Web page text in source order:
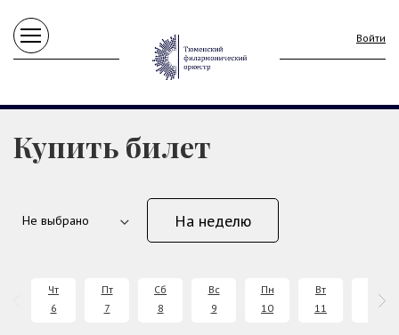
Войти
Купить билет
На неделю
Чт
6
Пт
7
Сб
8
Вс
9
Пн
10
Вт
11
12